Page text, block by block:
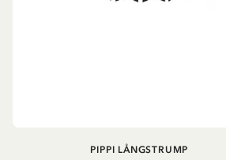
PIPPI LÅNGSTRUMP